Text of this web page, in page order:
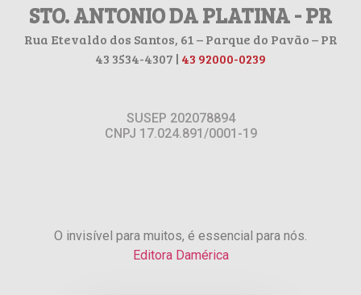
STO. ANTONIO DA PLATINA - PR
Rua Etevaldo dos Santos, 61 – Parque do Pavão – PR
43 3534-4307 | 43 92000-0239
SUSEP 202078894
CNPJ 17.024.891/0001-19
O invisível para muitos, é essencial para nós.
Editora Damérica